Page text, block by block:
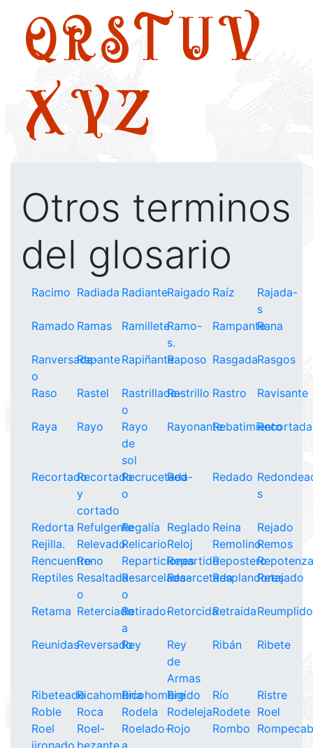
QRSTUV
XYZ
Otros terminos
del glosario
Racimo Radiada RadianteRaigado Raíz
Rajada-
s
Ramado Ramas RamilleteRamo-
s.
RampanteRana
Ranversada-
o
RapanteRapiñanteRaposo RasgadaRasgos
Raso Rastel
Rastrillada-
o
Rastrillo Rastro Ravisante
Raya Rayo
Rayo
de
sol
RayonanteRebatimientoRecortada
RecortadoRecortado
y
cortado
Recrucetada-
o
Red Redado
s
Redorta RefulgenteRegalía Reglado Reina
Rejado
Rejilla.
RelevadoRelicarioReloj RemolinoRemos
Rencuentro
Reno ReparticionesRepartidoRepostero
Reptiles Resaltada-
o
Resarcelada-
o
ResarcetadaResplandores
Retajado
Retama ReterciadoRetirado-
a
RetorcidaRetraidaReumplido
ReunidasReversadoRey
Rey
de
Armas
Ribán Ribete
RibeteadoRicahombríaRicohombre
Rigido Río
Ristre
Roble
Roca Rodela RodelejaRodete Roel
Roel
jironado
Roel-
bezante
Roelado-
a
Rojo Rombo